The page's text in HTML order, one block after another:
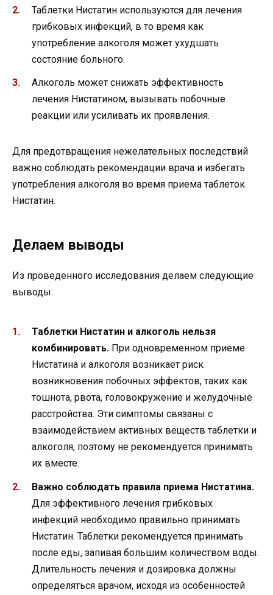
Таблетки Нистатин используются для лечения
грибковых инфекций, в то время как
употребление алкоголя может ухудшать
состояние больного.
Алкоголь может снижать эффективность
лечения Нистатином, вызывать побочные
реакции или усиливать их проявления.
Для предотвращения нежелательных последствий
важно соблюдать рекомендации врача и избегать
употребления алкоголя во время приема таблеток
Нистатин.
Делаем выводы
Из проведенного исследования делаем следующие
выводы:
Таблетки Нистатин и алкоголь нельзя
комбинировать. При одновременном приеме
Нистатина и алкоголя возникает риск
возникновения побочных эффектов, таких как
тошнота, рвота, головокружение и желудочные
расстройства. Эти симптомы связаны с
взаимодействием активных веществ таблетки и
алкоголя, поэтому не рекомендуется принимать
их вместе.
Важно соблюдать правила приема Нистатина.
Для эффективного лечения грибковых
инфекций необходимо правильно принимать
Нистатин. Таблетки рекомендуется принимать
после еды, запивая большим количеством воды.
Длительность лечения и дозировка должны
определяться врачом, исходя из особенностей